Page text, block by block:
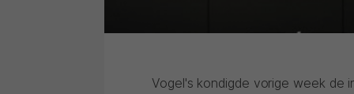
Vogel's kondigde vorige week de